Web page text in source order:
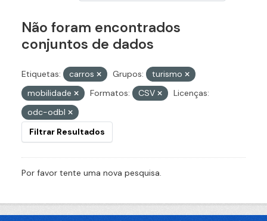
Não foram encontrados
conjuntos de dados
Etiquetas: carros Grupos:
turismo
mobilidade
Formatos: CSV
Licenças:
odc-odbl
Filtrar Resultados
Por favor tente uma nova pesquisa.